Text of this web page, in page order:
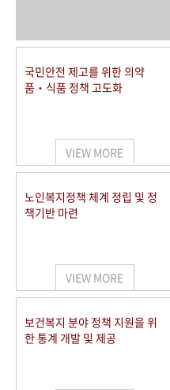
국민안전 제고를 위한 의약
품‧식품 정책 고도화
VIEW MORE
노인복지정책 체계 정립 및 정
책기반 마련
VIEW MORE
보건복지 분야 정책 지원을 위
한 통계 개발 및 제공